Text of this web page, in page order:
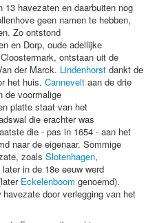
13 havezaten en daarbuiten nog
geen namen te hebben,
Zo ontstond
en Dorp, oude adellijke
ontstaan uit de
der Marck. Lindenhorst dankt de
het huis. Cannevelt aan de drie
de voormalige
platte staat van het
die erachter was
die - pas in 1654 - aan het
naar de eigenaar. Sommige
zoals Slotenhagen,
in de 18e eeuw werd
Eckelenboom genoemd).
door verlegging van het